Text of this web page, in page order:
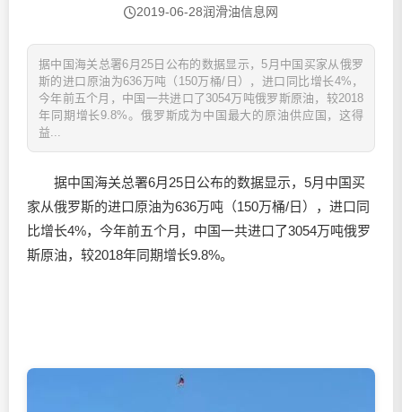
2019-06-28润滑油信息网
据中国海关总署6月25日公布的数据显示，5月中国买家从俄罗
斯的进口原油为636万吨（150万桶/日），进口同比增长4%，
今年前五个月，中国一共进口了3054万吨俄罗斯原油，较2018
年同期增长9.8%。俄罗斯成为中国最大的原油供应国，这得
益...
据中国海关总署6月25日公布的数据显示，5月中国买
家从俄罗斯的进口原油为636万吨（150万桶/日），进口同
比增长4%，今年前五个月，中国一共进口了3054万吨俄罗
斯原油，较2018年同期增长9.8%。